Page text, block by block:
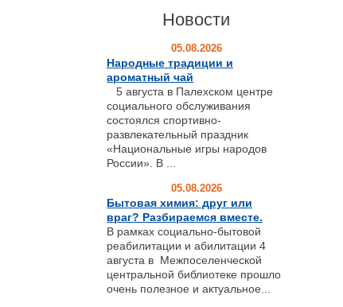
Новости
05.08.2026
Народные традиции и
ароматный чай
5 августа в Палехском центре
социального обслуживания
состоялся спортивно-
развлекательный праздник
«Национальные игры народов
России». В ...
05.08.2026
Бытовая химия: друг или
враг? Разбираемся вместе.
В рамках социально-бытовой
реабилитации и абилитации 4
августа в Межпоселенческой
центральной библиотеке прошло
очень полезное и актуальное...